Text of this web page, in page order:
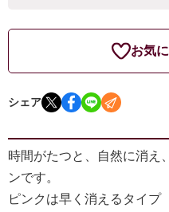
お気
シェア
時間がたつと、自然に消え
ンです。
ピンクは早く消えるタイプ